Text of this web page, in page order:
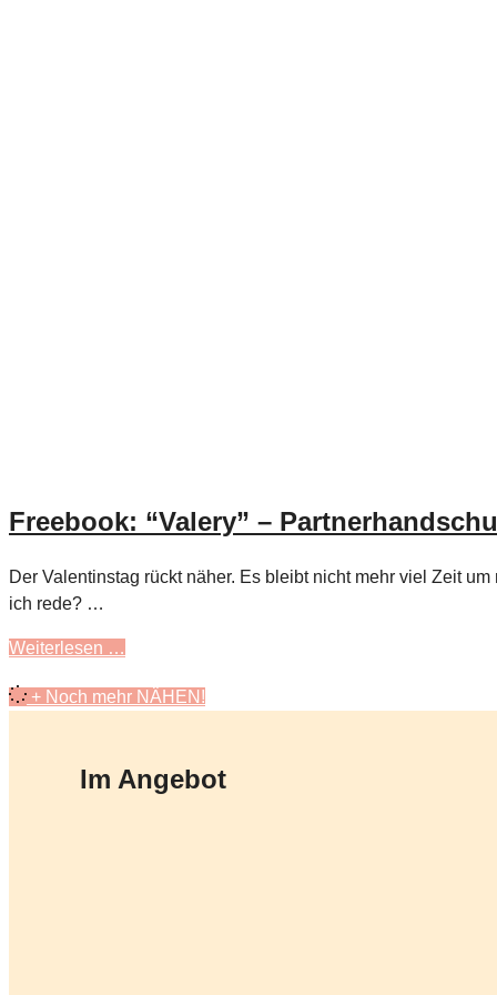
Freebook: “Valery” –
Der Valentinstag rückt näher. Es bleibt nicht mehr viel Zeit
ich rede? …
Weiterlesen …
+ Noch mehr NÄHEN!
Im Angebot